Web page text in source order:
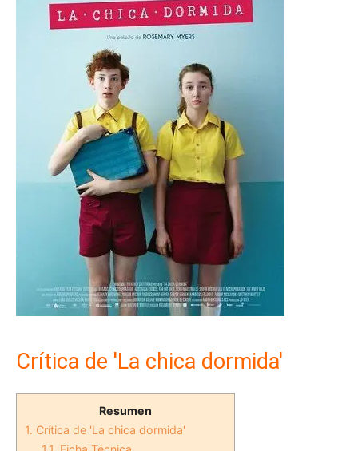
Crítica de 'La chica dormida'
Resumen
1. Crítica de 'La chica dormida'